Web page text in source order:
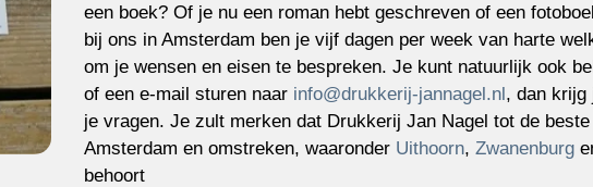
een boek? Of je nu een roman hebt geschreven of een
bij ons in Amsterdam ben je vijf dagen per week van harte
om je wensen en eisen te bespreken. Je kunt natuurlijk ook
of een e-mail sturen naar info@drukkerij-jannagel.nl, dan krijg
je vragen. Je zult merken dat Drukkerij Jan Nagel tot de
Amsterdam en omstreken, waaronder Uithoorn,Zwanenburg
behoort